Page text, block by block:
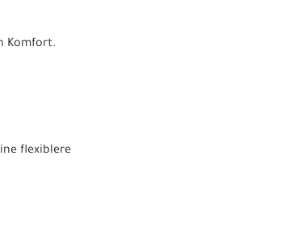
Komfort.
flexiblere